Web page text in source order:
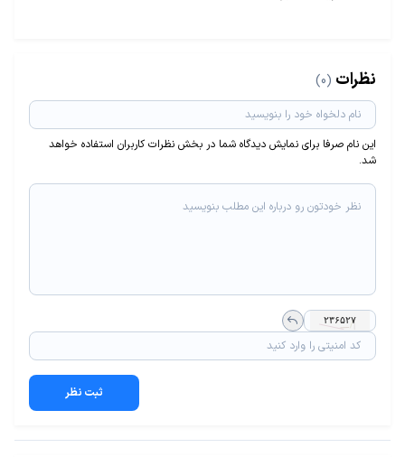
نظرات (0)
این نام صرفا برای نمایش دیدگاه شما در بخش نظرات کاربران استفاده خواهد
شد.
ثبت نظر